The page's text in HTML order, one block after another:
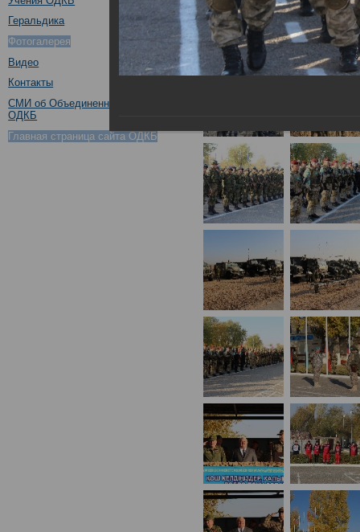
Геральдика
Фотогалерея
Видео
Контакты
СМИ об Объединенном штабе
ОДКБ
Главная страница сайта ОДКБ